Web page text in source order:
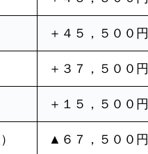
＋４５，５００円
＋３７，５００円
＋１５，５００円
▲６７，５００円